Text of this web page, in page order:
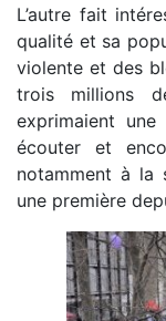
L’autre fait
qualité et sa
violente et des
trois millions
exprimaient
écouter et
notamment à la
une première